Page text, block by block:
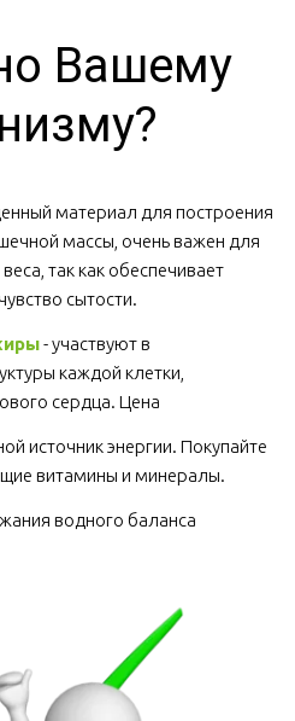
Вашему
материал для построения
массы, очень важен для
так как обеспечивает
сытости.
- участвуют в
каждой клетки,
сердца. Цена
источник энергии. Покупайте
витамины и минералы.
водного баланса